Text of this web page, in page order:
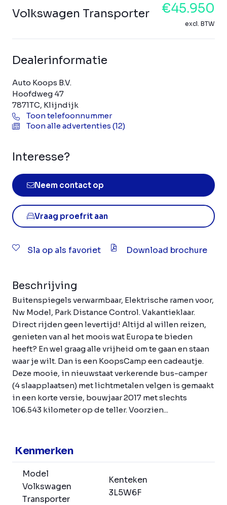
Volkswagen Transporter €45.950
excl. BTW
Dealerinformatie
Auto Koops B.V.
Hoofdweg 47
7871TC, Klijndijk
Toon telefoonnummer
Toon alle advertenties (12)
Interesse?
Neem contact op
Vraag proefrit aan
Sla op als favoriet Download brochure
Beschrijving
Buitenspiegels verwarmbaar, Elektrische ramen voor,
Nw Model, Park Distance Control. Vakantieklaar.
Direct rijden geen levertijd! Altijd al willen reizen,
genieten van al het moois wat Europa te bieden
heeft? En wel graag alle vrijheid om te gaan en staan
waar je wilt. Dan is een KoopsCamp een cadeautje.
Deze mooie, in nieuwstaat verkerende bus-camper
(4 slaapplaatsen) met lichtmetalen velgen is gemaakt
in een korte versie, bouwjaar 2017 met slechts
106.543 kilometer op de teller. Voorzien...
Kenmerken
Model
Volkswagen
Transporter
Kenteken
3L5W6F